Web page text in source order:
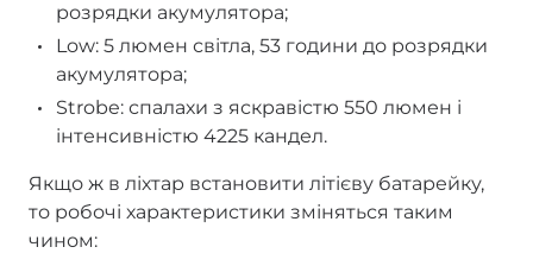
розрядки акумулятора;
Low: 5 люмен світла, 53 години до розрядки
акумулятора;
Strobe: спалахи з яскравістю 550 люмен і
інтенсивністю 4225 кандел.
Якщо ж в ліхтар встановити літієву батарейку,
то робочі характеристики зміняться таким
чином: